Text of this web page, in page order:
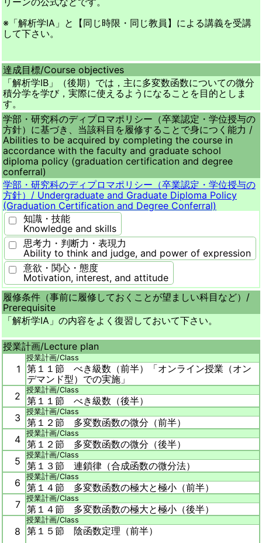
※「解析学IA」と【同じ時限・同じ教員】による講義を受講
して下さい。
達成目標/Course objectives
「解析学IB」（後期）では，主に多変数函数についての微分
積分学を学び，実際に使えるようになることを目的としま
す。
学部・研究科のディプロマポリシー（卒業認定・学位授与の
方針）に基づき、当該科目を履修することで身につく能力 /
Abilities to be acquired by completing the course in
accordance with the faculty and graduate school
diploma policy (graduation certification and degree
conferral)
学部・研究科のディプロマポリシー（卒業認定・学位授与の
方針）/ Undergraduate and Graduate Diploma Policy
(Graduation Certification and Degree Conferral)
知識・技能
Knowledge and skills
思考力・判断力・表現力
Ability to think and judge, and power of expression
意欲・関心・態度
Motivation, interest, and attitude
履修条件（事前に履修しておくことが望ましい科目など）/
Prerequisite
「解析学ⅠA」の内容をよく復習しておいて下さい。
授業計画/Lecture plan
1
授業計画/Class
第１１節 べき級数（前半）
「オンライン授業（オン
デマンド型）での実施」
2
授業計画/Class
第１１節 べき級数（後半）
3
授業計画/Class
第１２節 多変数函数の微分（前半）
4
授業計画/Class
第１２節 多変数函数の微分（後半）
5
授業計画/Class
第１３節 連鎖律（合成函数の微分法）
6
授業計画/Class
第１４節 多変数函数の極大と極小（前半）
7
授業計画/Class
第１４節 多変数函数の極大と極小（後半）
8
授業計画/Class
第１５節 陰函数定理（前半）